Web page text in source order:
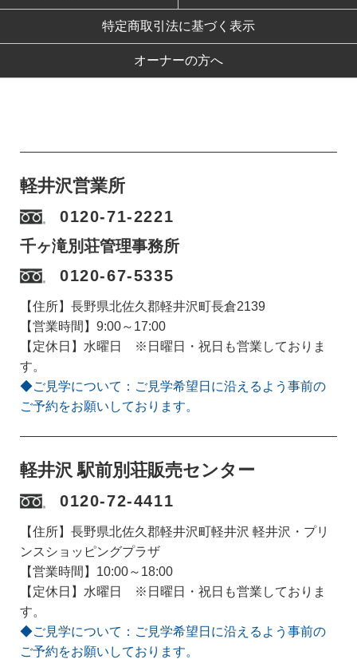
特定商取引法に基づく表示
オーナーの方へ
軽井沢営業所
0120-71-2221
千ヶ滝別荘管理事務所
0120-67-5335
【住所】長野県北佐久郡軽井沢町長倉2139
【営業時間】9:00～17:00
【定休日】水曜日 ※日曜日・祝日も営業しておりま
す。
◆ご見学について：ご見学希望日に沿えるよう事前の
ご予約をお願いしております。
軽井沢 駅前別荘販売センター
0120-72-4411
【住所】長野県北佐久郡軽井沢町軽井沢 軽井沢・プリ
ンスショッピングプラザ
【営業時間】10:00～18:00
【定休日】水曜日 ※日曜日・祝日も営業しておりま
す。
◆ご見学について：ご見学希望日に沿えるよう事前の
ご予約をお願いしております。